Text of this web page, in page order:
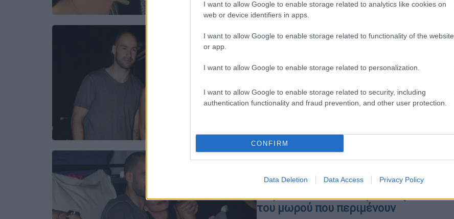
I want to allow Google to enable storage related to analytics like cookies on
web or device identifiers in apps.
I want to allow Google to enable storage related to functionality of the website
or app.
I want to allow Google to enable storage related to personalization.
I want to allow Google to enable storage related to security, including
authentication functionality and fraud prevention, and other user protection.
CONFIRM
Data Deletion Data Access Privacy Policy
Lifestyle|06.01.2020 17:55
για τον σταυρό στα παγωμένα
Διανύει τον τελευταίο μήνα της
εγκυμοσύνης της και μαζί με τους
Βασίλης Σπανούλης- Ολυμπία
Χοψονίδου: Αποκάλυψαν το φύλο
του μωρού που περιμένουν